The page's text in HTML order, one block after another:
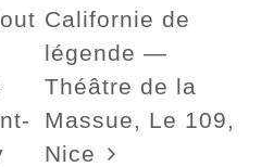
Californie de
légende —
Théâtre de la
Massue, Le 109,
Nice